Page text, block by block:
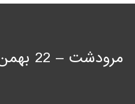
مرودشت – 22 بهمن شمالی